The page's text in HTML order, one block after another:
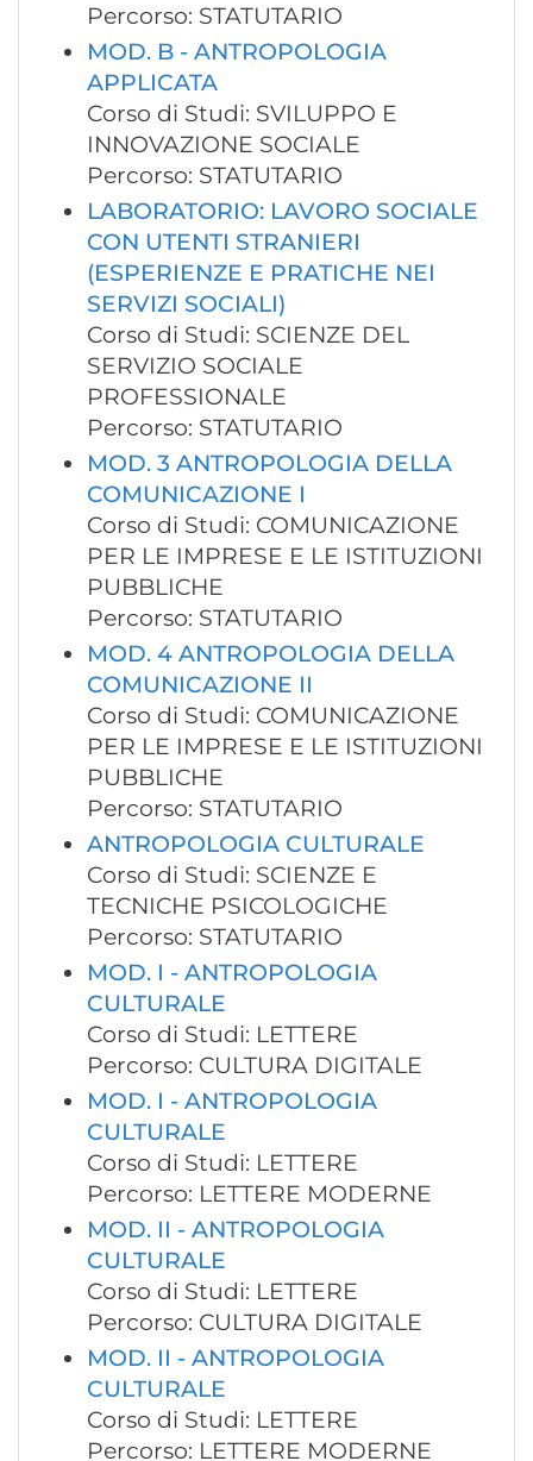
Percorso: STATUTARIO
MOD. B - ANTROPOLOGIA
APPLICATA
Corso di Studi: SVILUPPO E
INNOVAZIONE SOCIALE
Percorso: STATUTARIO
LABORATORIO: LAVORO SOCIALE
CON UTENTI STRANIERI
(ESPERIENZE E PRATICHE NEI
SERVIZI SOCIALI)
Corso di Studi: SCIENZE DEL
SERVIZIO SOCIALE
PROFESSIONALE
Percorso: STATUTARIO
MOD. 3 ANTROPOLOGIA DELLA
COMUNICAZIONE I
Corso di Studi: COMUNICAZIONE
PER LE IMPRESE E LE ISTITUZIONI
PUBBLICHE
Percorso: STATUTARIO
MOD. 4 ANTROPOLOGIA DELLA
COMUNICAZIONE II
Corso di Studi: COMUNICAZIONE
PER LE IMPRESE E LE ISTITUZIONI
PUBBLICHE
Percorso: STATUTARIO
ANTROPOLOGIA CULTURALE
Corso di Studi: SCIENZE E
TECNICHE PSICOLOGICHE
Percorso: STATUTARIO
MOD. I - ANTROPOLOGIA
CULTURALE
Corso di Studi: LETTERE
Percorso: CULTURA DIGITALE
MOD. I - ANTROPOLOGIA
CULTURALE
Corso di Studi: LETTERE
Percorso: LETTERE MODERNE
MOD. II - ANTROPOLOGIA
CULTURALE
Corso di Studi: LETTERE
Percorso: CULTURA DIGITALE
MOD. II - ANTROPOLOGIA
CULTURALE
Corso di Studi: LETTERE
Percorso: LETTERE MODERNE